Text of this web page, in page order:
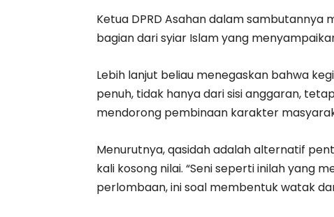
Ketua DPRD Asahan dalam sambutannya
bagian dari syiar Islam yang
Lebih lanjut beliau menegaskan bahwa
penuh, tidak hanya dari sisi anggaran,
mendorong pembinaan karakter
Menurutnya, qasidah adalah alternatif
kali kosong nilai. “Seni seperti inilah yang
perlombaan, ini soal membentuk watak